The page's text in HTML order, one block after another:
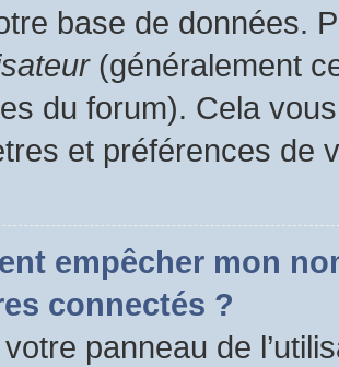
base de données.
(généralement
du forum). Cela
et préférences de
empêcher mon
connectés ?
panneau de